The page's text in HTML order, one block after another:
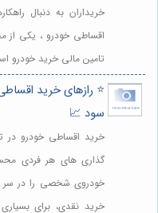
خریداران به دنبال
اقساطی خودرو ، یکی از
تامین مالی خرید خودرو
⭐️ رازهای خرید
سود 📈
خرید اقساطی خودرو در
گذاری های هر فردی
خودروی شخصی را در سر
خرید نقدی، برای